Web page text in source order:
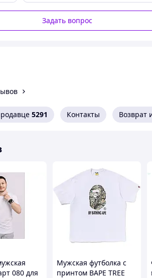
Oeko-TexStandard 100. Это
человеку или окружающей среде.🍀
40°C.
5XL*.
в 4 цветах: белый, чёрный, тёмно-
Задать вопрос
5291 Контакты Возврат
080 для
Мужская футболка с
принтом BAPE TREE